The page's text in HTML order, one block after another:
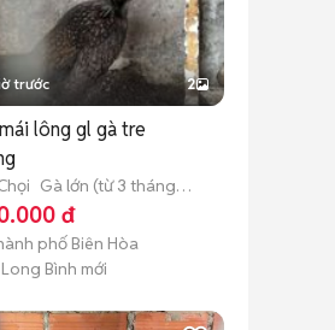
trước 2
lông gl gà tre
Gà lớn (từ 3 tháng
đ
phố Biên Hòa
Long Bình mới